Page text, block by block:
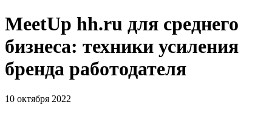
MeetUp hh.ru для среднего
бизнеса: техники усиления
бренда работодателя
10 октября 2022